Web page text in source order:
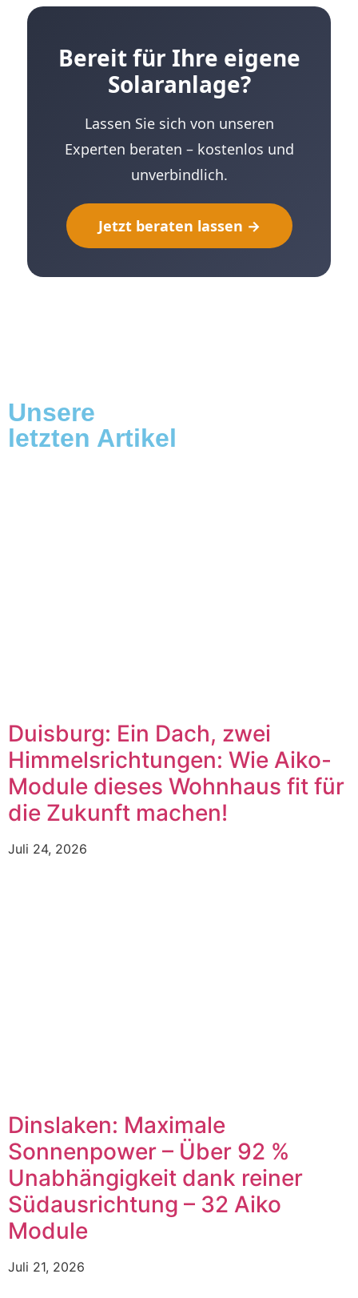
Bereit für Ihre eigene
Solaranlage?
Lassen Sie sich von unseren
Experten beraten – kostenlos und
unverbindlich.
Jetzt beraten lassen →
Unsere
letzten Artikel
Duisburg: Ein Dach, zwei
Himmelsrichtungen: Wie Aiko-
Module dieses Wohnhaus fit für
die Zukunft machen!
Juli 24, 2026
Dinslaken: Maximale
Sonnenpower – Über 92 %
Unabhängigkeit dank reiner
Südausrichtung – 32 Aiko
Module
Juli 21, 2026